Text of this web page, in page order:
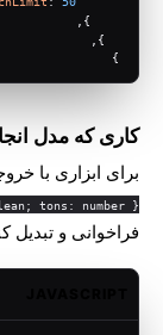
}
کاری که مدل
برای ابزاری با
tons: number }>
فراخوانی و تبدیل